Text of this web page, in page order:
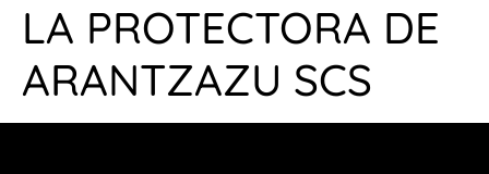
LA PROTECTORA DE
ARANTZAZU SCS